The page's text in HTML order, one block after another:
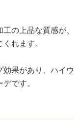
の上品な質感が、
れます。
果があり、ハイウ
です。